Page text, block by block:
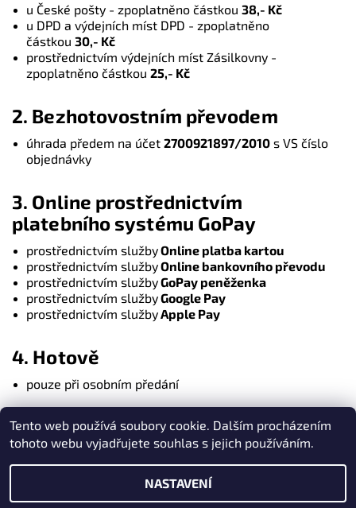
u České pošty - zpoplatněno částkou 38,- Kč
u DPD a výdejních míst DPD - zpoplatněno
částkou 30,- Kč
prostřednictvím výdejních míst Zásilkovny -
zpoplatněno částkou 25,- Kč
2. Bezhotovostním převodem
úhrada předem na účet 2700921897/2010s VS číslo
objednávky
3. Online prostřednictvím
platebního systému GoPay
prostřednictvím službyOnline platba kartou
prostřednictvím službyOnline bankovního převodu
prostřednictvím službyGoPay peněženka
prostřednictvím službyGoogle Pay
prostřednictvím službyApple Pay
4. Hotově
pouze při osobním předání
Heureka.cz | Zboží.cz Oázakabelek
2026 © Kabelky pro Vás, všechna práva vyhrazena
Tento web používá soubory cookie. Dalším procházením
tohoto webu vyjadřujete souhlas s jejich používáním.
NASTAVENÍ